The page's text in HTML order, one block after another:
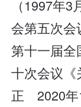
（1997年
会第五次
第十一届全
十次会议《
正 2020年